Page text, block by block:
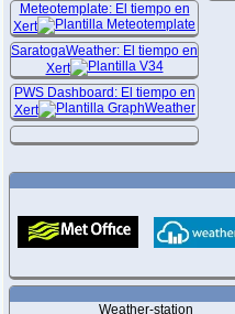
Meteotemplate: El tiempo en
Xert
SaratogaWeather: El tiempo en
Xert
PWS Dashboard: El tiempo en
Xert
Weather-station